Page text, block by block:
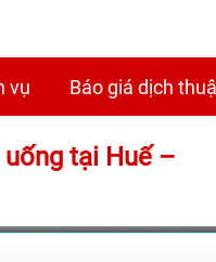
vụ Báo giá dịch
tại Huế –